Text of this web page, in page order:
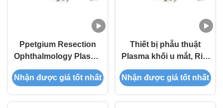
Ppetgium Resection
Ophthalmology Plasma
Generator Phẫu thuật
mắt RF
Nhận được giá tốt nhất
Thiết bị phẫu thuật
Plasma khối u mắt, Rife
Plasma tạo cấu trúc
thăm dò tinh tế
Nhận được giá tốt nhất